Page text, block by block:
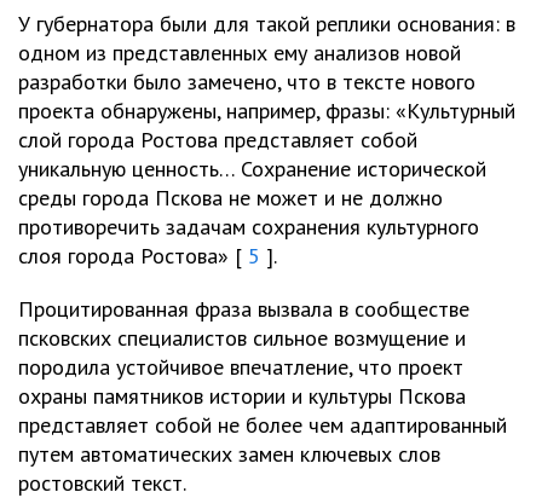
У губернатора были для такой реплики основания: в
одном из представленных ему анализов новой
разработки было замечено, что в тексте нового
проекта обнаружены, например, фразы: «Культурный
слой города Ростова представляет собой
уникальную ценность… Сохранение исторической
среды города Пскова не может и не должно
противоречить задачам сохранения культурного
слоя города Ростова» [ 5 ].
Процитированная фраза вызвала в сообществе
псковских специалистов сильное возмущение и
породила устойчивое впечатление, что проект
охраны памятников истории и культуры Пскова
представляет собой не более чем адаптированный
путем автоматических замен ключевых слов
ростовский текст.